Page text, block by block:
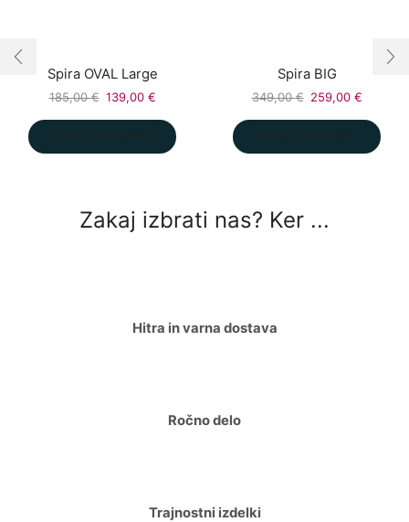
Spira OVAL Large
185,00€ Izvirna
139,00 €Trenutna
139,00 €.
Spira BIG
349,00€ Izvirna
259,00 €
259,00
Zakaj izbrati nas? Ker ...
Hitra in varna dostava
Ročno delo
Trajnostni izdelki